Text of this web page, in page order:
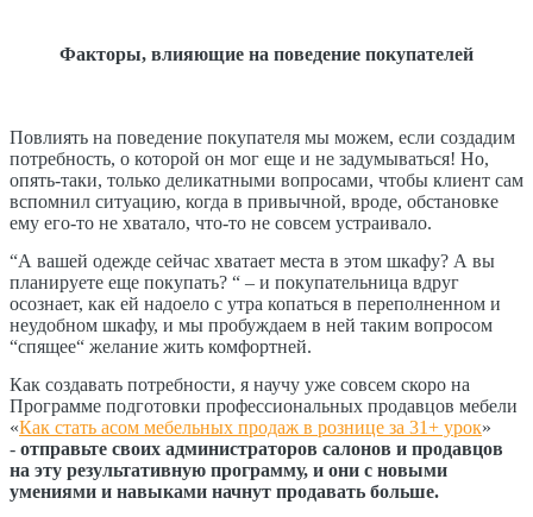
Факторы, влияющие на поведение покупателей
Повлиять на поведение покупателя мы можем, если создадим
потребность, о которой он мог еще и не задумываться! Но,
опять-таки, только деликатными вопросами, чтобы клиент сам
вспомнил ситуацию, когда в привычной, вроде, обстановке
ему его-то не хватало, что-то не совсем устраивало.
“А вашей одежде сейчас хватает места в этом шкафу? А вы
планируете еще покупать? “ – и покупательница вдруг
осознает, как ей надоело с утра копаться в переполненном и
неудобном шкафу, и мы пробуждаем в ней таким вопросом
“спящее“ желание жить комфортней.
Как создавать потребности, я научу уже совсем скоро на
Программе подготовки профессиональных продавцов мебели
«Как стать асом мебельных продаж в рознице за 31+ урок»
- отправьте своих администраторов салонов и продавцов
на эту результативную программу, и они с новыми
умениями и навыками начнут продавать больше.